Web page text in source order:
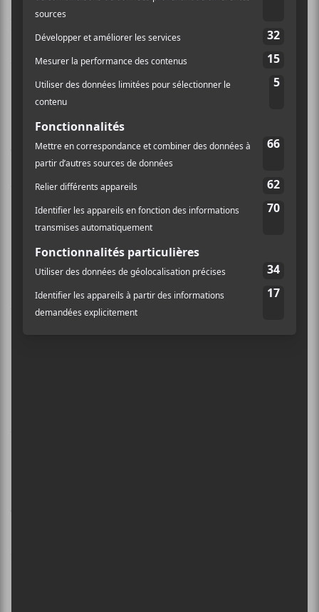
[youtube]http://www.youtube.com/watch?
v=eBShN8qT4lk[/youtube]
4. Pass The Mic
[youtube]http://www.youtube.com/watch?
v=NpsvBvwRuf0[/youtube]
5. Intergalactic
[youtube]http://www.youtube.com/watch?
v=qORYO0atB6g[/youtube]